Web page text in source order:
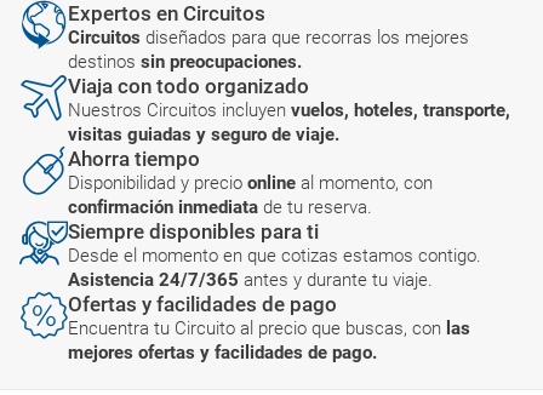
Expertos en Circuitos
Circuitos diseñados para que recorras los mejores
destinos sin preocupaciones.
Viaja con todo organizado
Nuestros Circuitos incluyen vuelos, hoteles, transporte,
visitas guiadas y seguro de viaje.
Ahorra tiempo
Disponibilidad y precio online al momento, con
confirmación inmediata de tu reserva.
Siempre disponibles para ti
Desde el momento en que cotizas estamos contigo.
Asistencia 24/7/365 antes y durante tu viaje.
Ofertas y facilidades de pago
Encuentra tu Circuito al precio que buscas, con las
mejores ofertas y facilidades de pago.